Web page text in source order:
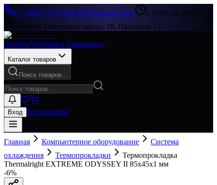
+7 (499) 322-33-86|Перезвоните мне
с 10:00 до 19:00
Москва, Пятницкое шоссе, 18, Павильон 73
ОплатаДоставка и Самовывоз
Каталог товаров
Поиск товаров...
Вход Регистрация
Главная Компьютерное оборудование
Система
охлаждения
Термопрокладки
Термопрокладка
Thermalright EXTREME ODYSSEY II 85x45x1 мм
-6%